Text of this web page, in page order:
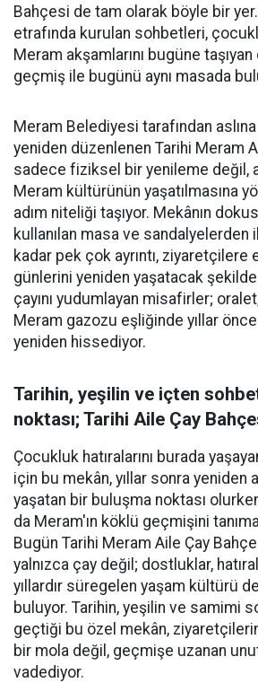
Bahçesi de tam olarak böyle bir
etrafında kurulan sohbetleri,
Meram akşamlarını bugüne
geçmiş ile bugünü aynı masada
Meram Belediyesi tarafından
yeniden düzenlenen Tarihi Meram
sadece fiziksel bir yenileme değil,
Meram kültürünün yaşatılmasına
adım niteliği taşıyor. Mekânın
kullanılan masa ve sandalyelerden
kadar pek çok ayrıntı, ziyaretçilere
günlerini yeniden yaşatacak
çayını yudumlayan misafirler;
Meram gazozu eşliğinde yıllar
yeniden hissediyor.
Tarihin, yeşilin ve içten
noktası; Tarihi Aile Çay
Çocukluk hatıralarını burada
için bu mekân, yıllar sonra yeniden
yaşatan bir buluşma noktası
da Meram'ın köklü geçmişini
Bugün Tarihi Meram Aile Çay
yalnızca çay değil; dostluklar,
yıllardır süregelen yaşam kültürü
buluyor. Tarihin, yeşilin ve samimi
geçtiği bu özel mekân,
bir mola değil, geçmişe uzanan
vadediyor.